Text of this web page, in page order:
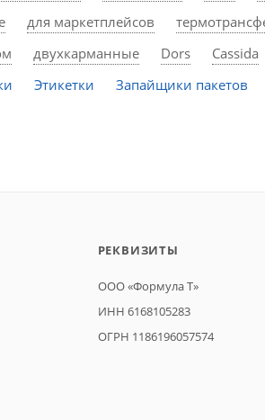
для маркетплейсов
двухкарманные Dors Cassida
Этикетки Запайщики пакетов
РЕКВИЗИТЫ
ООО «Формула Т»
ИНН 6168105283
ОГРН 1186196057574